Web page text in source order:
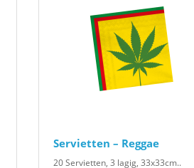
Servietten – Reggae
20 Servietten, 3 lagig, 33x33cm..